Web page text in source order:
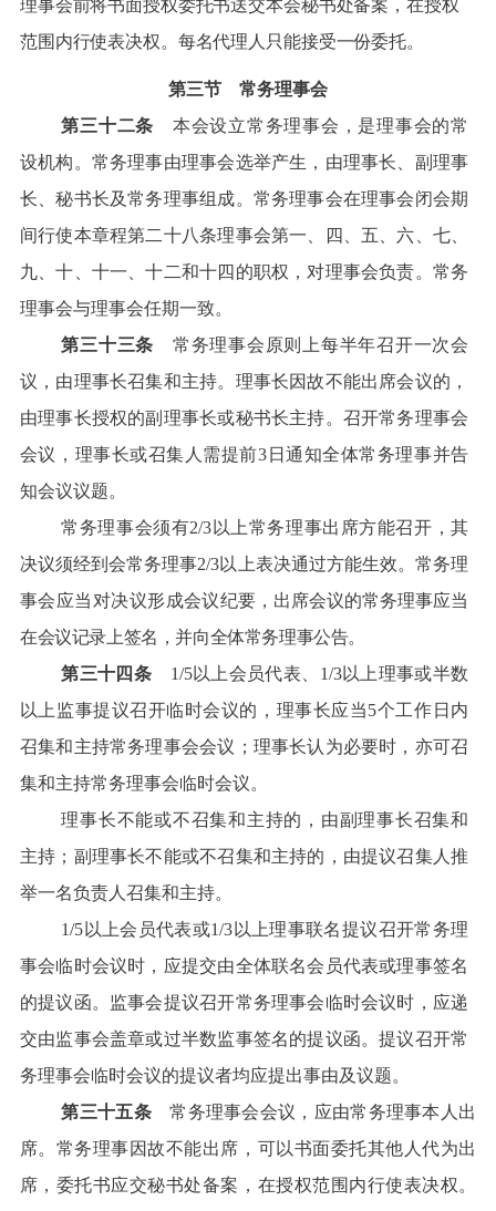
理事会前将书面授权委托书送交本会秘书处备案，在授权
范围内行使表决权。每名代理人只能接受一份委托。
第三节 常务理事会
第三十二条 本会设立常务理事会，是理事会的常
设机构。常务理事由理事会选举产生，由理事长、副理事
长、秘书长及常务理事组成。常务理事会在理事会闭会期
间行使本章程第二十八条理事会第一、四、五、六、七、
九、十、十一、十二和十四的职权，对理事会负责。常务
理事会与理事会任期一致。
第三十三条 常务理事会原则上每半年召开一次会
议，由理事长召集和主持。理事长因故不能出席会议的，
由理事长授权的副理事长或秘书长主持。召开常务理事会
会议，理事长或召集人需提前3日通知全体常务理事并告
知会议议题。
常务理事会须有2/3以上常务理事出席方能召开，其
决议须经到会常务理事2/3以上表决通过方能生效。常务理
事会应当对决议形成会议纪要，出席会议的常务理事应当
在会议记录上签名，并向全体常务理事公告。
第三十四条 1/5以上会员代表、1/3以上理事或半数
以上监事提议召开临时会议的，理事长应当5个工作日内
召集和主持常务理事会会议；理事长认为必要时，亦可召
集和主持常务理事会临时会议。
理事长不能或不召集和主持的，由副理事长召集和
主持；副理事长不能或不召集和主持的，由提议召集人推
举一名负责人召集和主持。
1/5以上会员代表或1/3以上理事联名提议召开常务理
事会临时会议时，应提交由全体联名会员代表或理事签名
的提议函。监事会提议召开常务理事会临时会议时，应递
交由监事会盖章或过半数监事签名的提议函。提议召开常
务理事会临时会议的提议者均应提出事由及议题。
第三十五条常务理事会会议，应由常务理事本人出
席。常务理事因故不能出席，可以书面委托其他人代为出
席，委托书应交秘书处备案，在授权范围内行使表决权。